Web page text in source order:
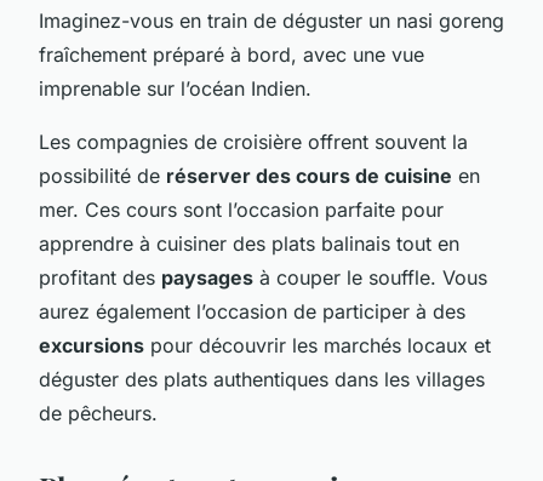
Imaginez-vous en train de déguster un nasi goreng
fraîchement préparé à bord, avec une vue
imprenable sur l’océan Indien.
Les compagnies de croisière offrent souvent la
possibilité de réserver des cours de cuisine en
mer. Ces cours sont l’occasion parfaite pour
apprendre à cuisiner des plats balinais tout en
profitant des paysages à couper le souffle. Vous
aurez également l’occasion de participer à des
excursions pour découvrir les marchés locaux et
déguster des plats authentiques dans les villages
de pêcheurs.